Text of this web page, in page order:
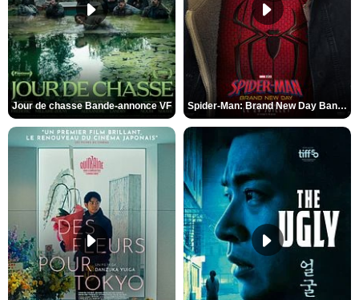
Jour de chasse Bande-annonce VF Spider-Man: Brand New Day Bande-annonce (3) VO STFR